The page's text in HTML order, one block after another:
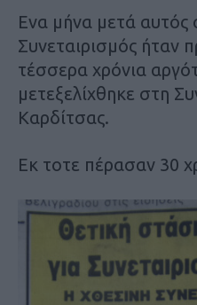
Ενα μήνα μετά αυτός
Συνεταιρισμός ήταν
τέσσερα χρόνια
μετεξελίχθηκε στη
Καρδίτσας.
Εκ τοτε πέρασαν 30